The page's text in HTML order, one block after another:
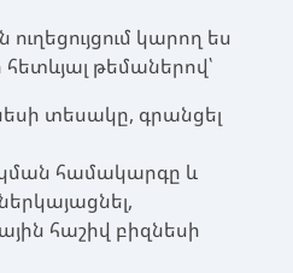
կարող ես
հետևյալ թեմաներով՝
տեսակը, գրանցել
համակարգը և
հաշիվ բիզնեսի